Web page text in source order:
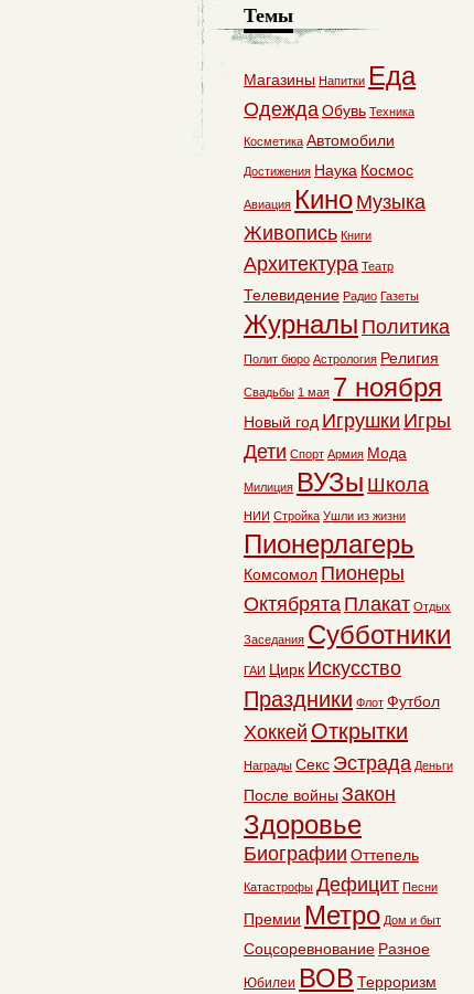
Темы
Магазины Напитки Еда
ОдеждаОбувь Техника
Косметика Автомобили
Достижения Наука Космос
Авиация Кино Музыка
Живопись Книги
Архитектура Театр
Телевидение Радио Газеты
Журналы Политика
Полит бюро Астрология Религия
Свадьбы 1 мая 7 ноября
Новый год Игрушки Игры
Дети Спорт Армия Мода
Милиция ВУЗы Школа
НИИ Стройка Ушли из жизни
Пионерлагерь
Комсомол Пионеры
Октябрята Плакат Отдых
Заседания Субботники
ГАИ Цирк Искусство
Праздники Флот Футбол
Хоккей Открытки
Награды Секс Эстрада Деньги
После войны Закон
Здоровье
Биографии Оттепель
Катастрофы Дефицит Песни
Премии Метро Дом и быт
Соцсоревнование Разное
Юбилеи ВОВ Терроризм